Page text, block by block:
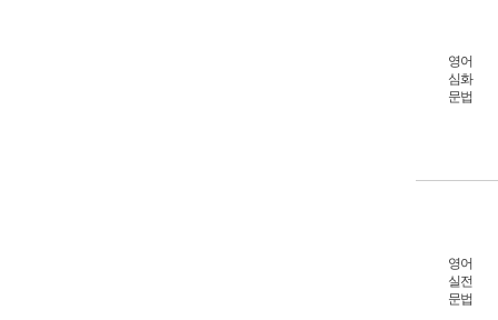
영어
심화
문법
영어
실전
문법